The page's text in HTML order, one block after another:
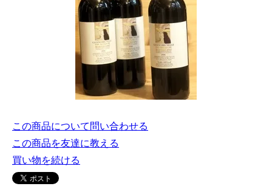
この商品について問い合わせる
この商品を友達に教える
買い物を続ける